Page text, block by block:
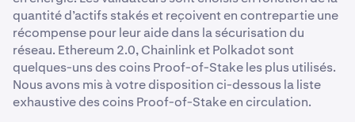
quantité d’actifs stakés et reçoivent en contrepartie une
récompense pour leur aide dans la sécurisation du
réseau. Ethereum 2.0, Chainlink et Polkadot sont
quelques-uns des coins Proof-of-Stake les plus utilisés.
Nous avons mis à votre disposition ci-dessous la liste
exhaustive des coins Proof-of-Stake en circulation.